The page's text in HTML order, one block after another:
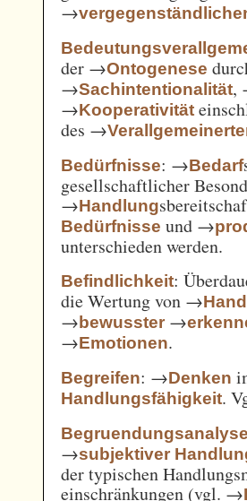
→
der →Ontogenese
→Sachintentionalität,
→Kooperativität
des →
Bedürfnisse: →Bedarf
gesellschaftlicher
→Handlung
Bedürfnisse und →
unterschieden werden.
Befindlichkeit:
die Wertung von →
→bewusster →
→Emotionen.
Begreifen: →Denken
Handlungsfähigkeit.
→subjektiver
der typischen
einschränkungen (vgl. →